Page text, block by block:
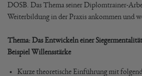
DOSB. Das Thema seiner Diplomtrainer-
Weiterbildung in der Praxis ankommen und
Thema: Das Entwickeln einer
Beispiel Willensstärke
Kurze theoretische Einführung mit